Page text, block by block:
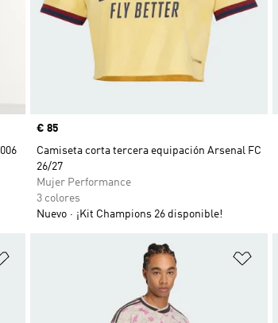
Precio
€ 85
Camiseta corta tercera equipación Arsenal FC
26/27
Mujer Performance
3 colores
Nuevo
¡Kit Champions 26 disponible!
Añadir a la lista de deseos